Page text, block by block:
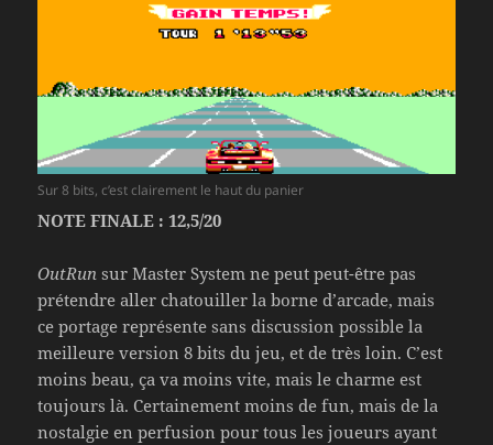
Sur 8 bits, c’est clairement le haut du panier
NOTE FINALE : 12,5/20
OutRun sur Master System ne peut peut-être pas
prétendre aller chatouiller la borne d’arcade, mais
ce portage représente sans discussion possible la
meilleure version 8 bits du jeu, et de très loin. C’est
moins beau, ça va moins vite, mais le charme est
toujours là. Certainement moins de fun, mais de la
nostalgie en perfusion pour tous les joueurs ayant